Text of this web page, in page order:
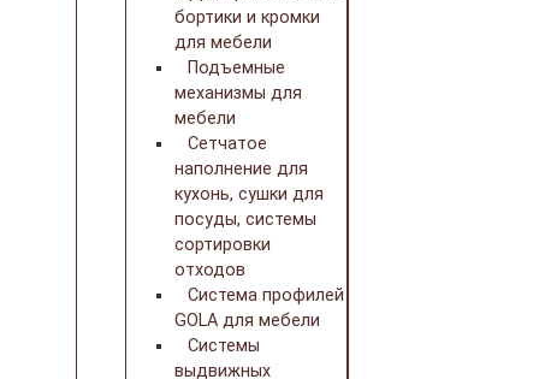
бортики и кромки
для мебели
Подъемные
механизмы для
мебели
Сетчатое
наполнение для
кухонь, сушки для
посуды, системы
сортировки
отходов
Система профилей
GOLA для мебели
Системы
выдвижных